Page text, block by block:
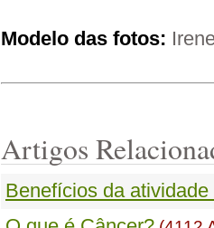
Modelo das fotos:
Artigos
Benefícios da